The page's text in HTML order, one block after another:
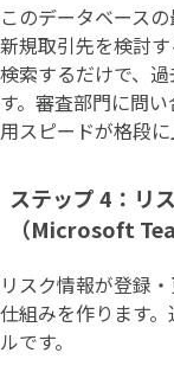
このデータベース
新規取引先を検討
検索するだけで、
す。審査部門に問
用スピードが格段に
ステップ 4：リ
（Microsoft
リスク情報が登録
仕組みを作ります
ルです。